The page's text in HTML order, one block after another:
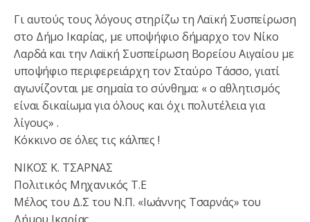
Γι αυτούς τους λόγους στηρίζω τη Λαϊκή Συσπείρωση
στο Δήμο Ικαρίας, με υποψήφιο δήμαρχο τον Νίκο
Λαρδά και την Λαϊκή Συσπείρωση Βορείου Αιγαίου με
υποψήφιο περιφερειάρχη τον Σταύρο Τάσσο, γιατί
αγωνίζονται με σημαία το σύνθημα: « ο αθλητισμός
είναι δικαίωμα για όλους και όχι πολυτέλεια για
λίγους» .
Κόκκινο σε όλες τις κάλπες !
ΝΙΚΟΣ Κ. ΤΣΑΡΝΑΣ
Πολιτικός Μηχανικός Τ.Ε
Μέλος του Δ.Σ του Ν.Π. «Ιωάννης Τσαρνάς» του
Δήμου Ικαρίας